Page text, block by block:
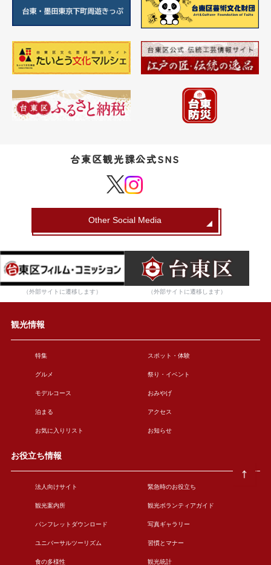
台東区観光課公式SNS
Other Social Media
（外部サイトに遷移します） （外部サイトに遷移します）
観光情報
特集 スポット・体験
グルメ 祭り・イベント
モデルコース おみやげ
泊まる アクセス
お気に入りリスト お知らせ
お役立ち情報
法人向けサイト 緊急時のお役立ち
観光案内所 観光ボランティアガイド
パンフレットダウンロード 写真ギャラリー
ユニバーサルツーリズム 習慣とマナー
食の多様性 観光統計